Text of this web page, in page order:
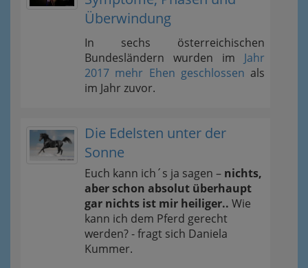
Überwindung
In sechs österreichischen
Bundesländern wurden im Jahr
2017 mehr Ehen geschlossen als
im Jahr zuvor.
Die Edelsten unter der
Sonne
Euch kann ich´s ja sagen – nichts,
aber schon absolut überhaupt
gar nichts ist mir heiliger.. Wie
kann ich dem Pferd gerecht
werden? - fragt sich Daniela
Kummer.